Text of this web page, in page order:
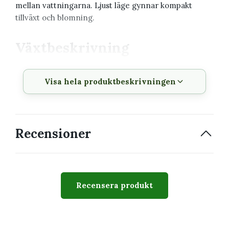
mellan vattningarna. Ljust läge gynnar kompakt
tillväxt och blomning.
Produkt
snäcka
Visa hela produktbeskrivningen
Recensioner
Recensera produkt